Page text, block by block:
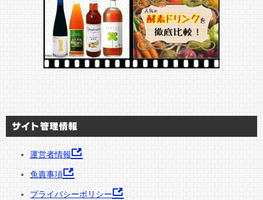
サイト管理情報
運営者情報
免責事項
プライバシーポリシー